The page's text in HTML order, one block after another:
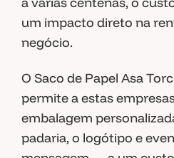
um impacto direto na
negócio.
O Saco de Papel Asa
permite a estas
embalagem
padaria, o logótipo e